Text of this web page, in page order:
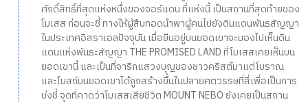
ศักดิ์สิทธิ์ที่สุดแห่งหนึ่งของจอร์แดน ที่แห่งนี้ เป็นสถานที่สุดท้ายของ
โมเสส ก่อนจะชี้ ทางให้ผู้สืบทอดนำพาผู้คนไปยังดินแดนพันธสัญญา
ในประเทศอิสราเอลปัจจุบัน เมื่อยืนอยู่บนยอดเขาจะมองไปเห็นดิน
แดนแห่งพันธะสัญญา THE PROMISED LAND ที่โมเสสเคยเห็นบน
ยอดเขานี้ และเป็นที่จาริกแสวงบุญของชาวคริสต์มาแต่โบราณ
และโบสถ์บนยอดเขาได้ถูกสร้างขึ้นในปลายศตวรรษที่สี่เพื่อเป็นการ
บ่งชี้ จุดที่คาดว่าโมเสสเสียชีวิต MOUNT NEBO ยังเคยเป็นสถาน